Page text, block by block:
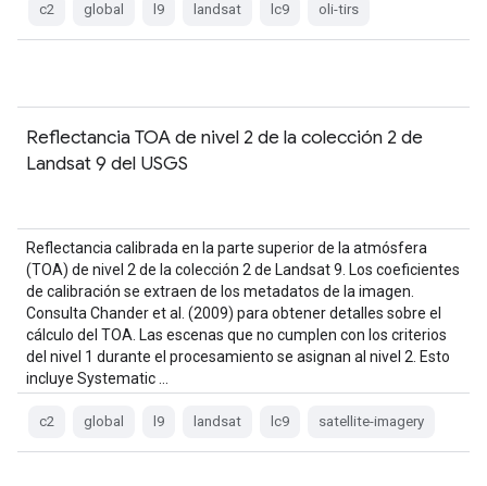
c2 global l9 landsat lc9 oli-tirs
Reflectancia TOA de nivel 2 de la colección 2 de
Landsat 9 del USGS
Reflectancia calibrada en la parte superior de la atmósfera
(TOA) de nivel 2 de la colección 2 de Landsat 9. Los coeficientes
de calibración se extraen de los metadatos de la imagen.
Consulta Chander et al. (2009) para obtener detalles sobre el
cálculo del TOA. Las escenas que no cumplen con los criterios
del nivel 1 durante el procesamiento se asignan al nivel 2. Esto
incluye Systematic …
c2 global l9 landsat lc9 satellite-imagery